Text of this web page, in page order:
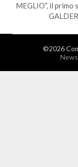
MEGLIO”, il
©2026